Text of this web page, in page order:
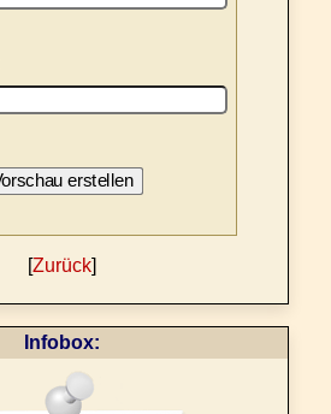
[Zurück]
Infobox: